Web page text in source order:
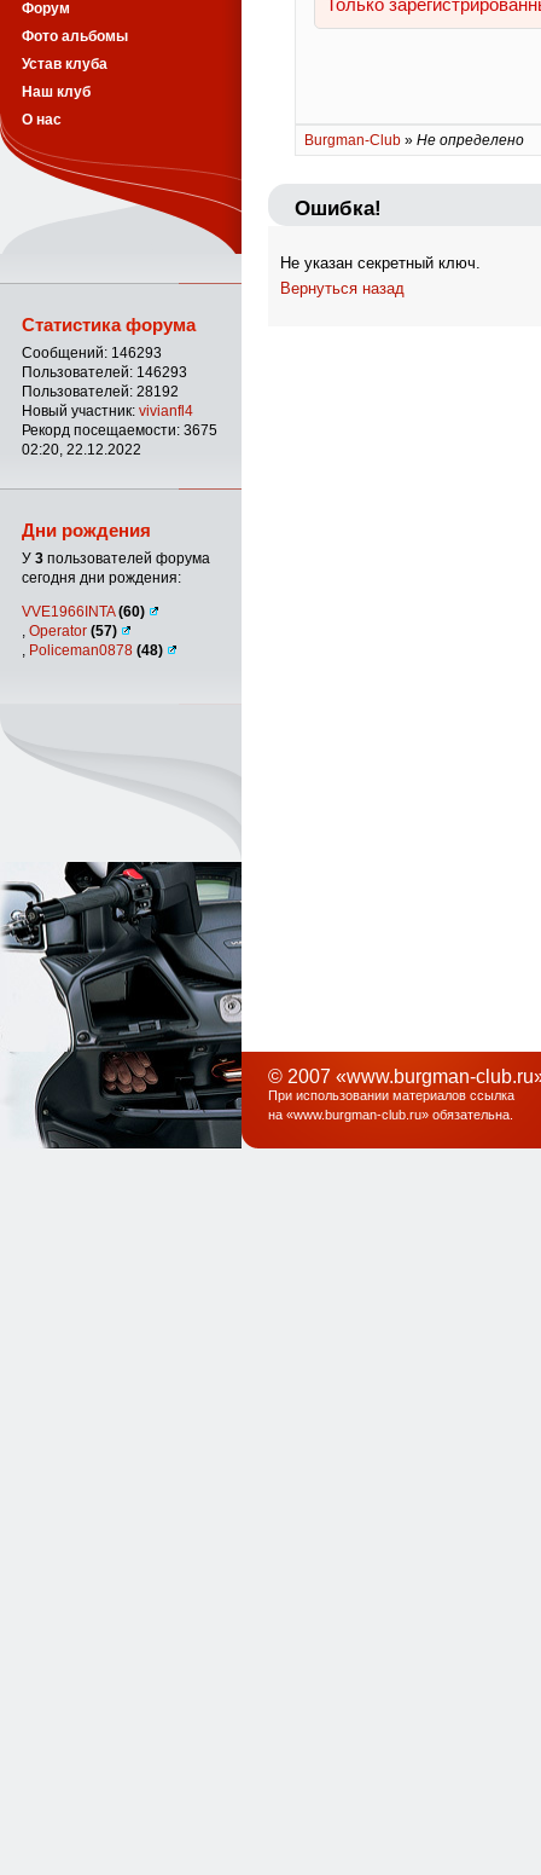
Burgman-Club » Не определено
Ошибка!
Не указан секретный ключ.
Вернуться назад
Форум
Фото альбомы
Устав клуба
Наш клуб
О нас
Статистика форума
Сообщений: 146293
Пользователей: 146293
Пользователей: 28192
Новый участник: vivianfl4
Рекорд посещаемости: 3675
02:20, 22.12.2022
Дни рождения
У 3 пользователей форума
сегодня дни рождения:
VVE1966INTA(60)
Operator (57)
Policeman0878 (48)
© 2007 «www.burgman-
При использовании материалов ссылка
на «www.burgman-club.ru» обязательна